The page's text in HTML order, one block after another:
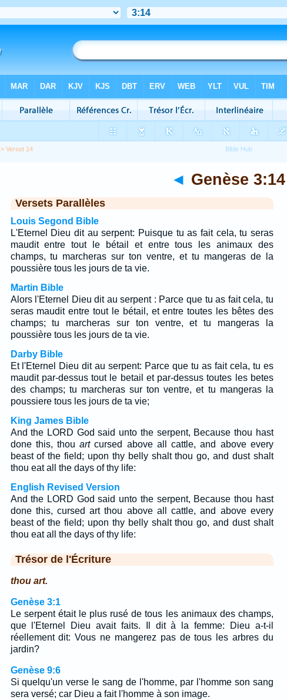
> Verset 14
◄ Genèse 3:14
Versets Parallèles
Louis Segond Bible
L'Eternel Dieu dit au serpent: Puisque tu as fait cela, tu seras
maudit entre tout le bétail et entre tous les animaux des
champs, tu marcheras sur ton ventre, et tu mangeras de la
poussière tous les jours de ta vie.
Martin Bible
Alors l'Eternel Dieu dit au serpent : Parce que tu as fait cela, tu
seras maudit entre tout le bétail, et entre toutes les bêtes des
champs; tu marcheras sur ton ventre, et tu mangeras la
poussière tous les jours de ta vie.
Darby Bible
Et l'Eternel Dieu dit au serpent: Parce que tu as fait cela, tu es
maudit par-dessus tout le betail et par-dessus toutes les betes
des champs; tu marcheras sur ton ventre, et tu mangeras la
poussiere tous les jours de ta vie;
King James Bible
And the LORD God said unto the serpent, Because thou hast
done this, thouartcursed above all cattle, and above every
beast of the field; upon thy belly shalt thou go, and dust shalt
thou eat all the days of thy life:
English Revised Version
And the LORD God said unto the serpent, Because thou hast
done this, cursed art thou above all cattle, and above every
beast of the field; upon thy belly shalt thou go, and dust shalt
thou eat all the days of thy life:
Trésor de l'Écriture
thou art.
Genèse 3:1
Le serpent était le plus rusé de tous les animaux des champs,
que l'Eternel Dieu avait faits. Il dit à la femme: Dieu a-t-il
réellement dit: Vous ne mangerez pas de tous les arbres du
jardin?
Genèse 9:6
Si quelqu'un verse le sang de l'homme, par l'homme son sang
sera versé; car Dieu a fait l'homme à son image.